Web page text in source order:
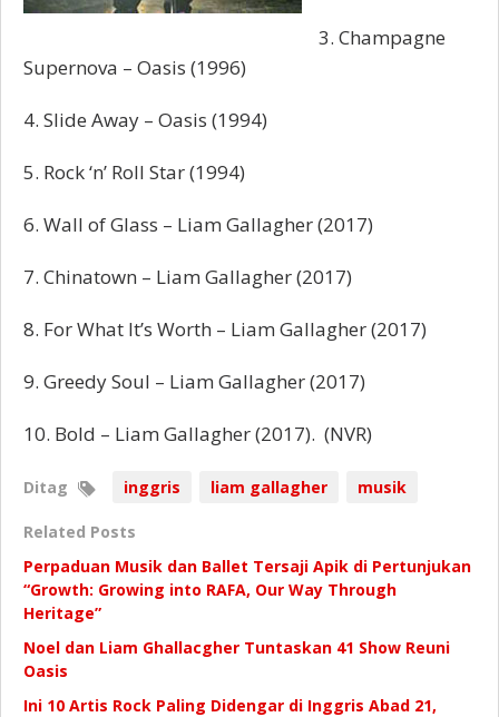
3. Champagne
Supernova – Oasis (1996)
4. Slide Away – Oasis (1994)
5. Rock ‘n’ Roll Star (1994)
6. Wall of Glass – Liam Gallagher (2017)
7. Chinatown – Liam Gallagher (2017)
8. For What It’s Worth – Liam Gallagher (2017)
9. Greedy Soul – Liam Gallagher (2017)
10. Bold – Liam Gallagher (2017). (NVR)
Ditag inggris liam gallagher musik
Related Posts
Perpaduan Musik dan Ballet Tersaji Apik di Pertunjukan
“Growth: Growing into RAFA, Our Way Through
Heritage”
Noel dan Liam Ghallacgher Tuntaskan 41 Show Reuni
Oasis
Ini 10 Artis Rock Paling Didengar di Inggris Abad 21,